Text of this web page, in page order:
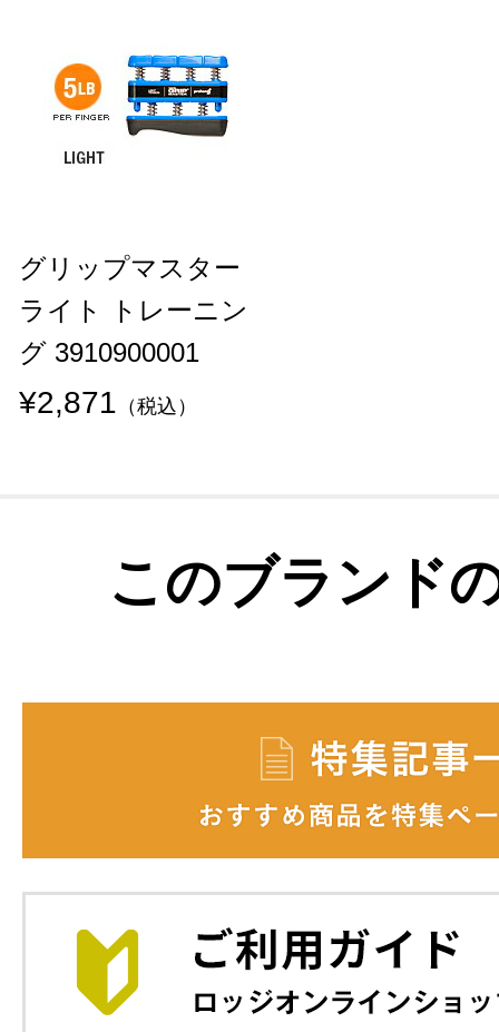
グリップマスター
ライト トレーニン
グ 3910900001
¥2,871 （税込）
このブランド